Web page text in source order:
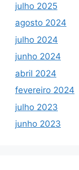
julho 2025
agosto 2024
julho 2024
junho 2024
abril 2024
fevereiro 2024
julho 2023
junho 2023